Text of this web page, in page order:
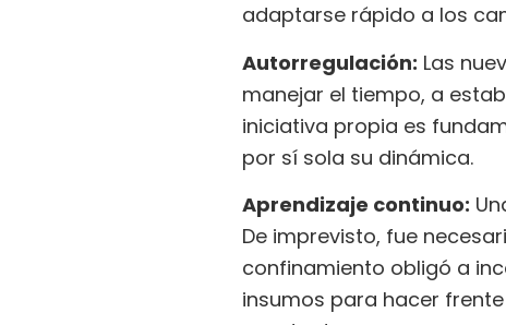
adaptarse rápido a los
Autorregulación: Las
manejar el tiempo, a
iniciativa propia es
por sí sola su dinámica.
Aprendizaje continuo:
De imprevisto, fue
confinamiento obligó a
insumos para hacer